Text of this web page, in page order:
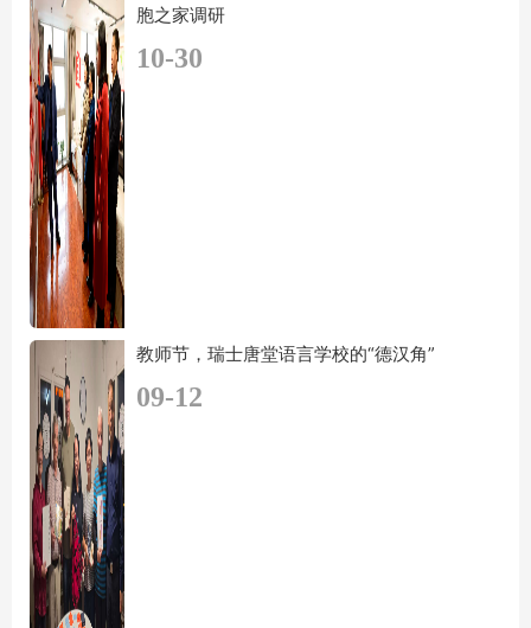
胞之家调研
10-30
教师节，瑞士唐堂语言学校的“德汉角”
09-12